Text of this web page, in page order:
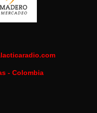
- Colombia